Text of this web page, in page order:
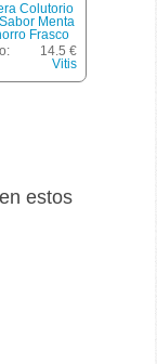
Colutorio
Menta
Frasco
250ml
Eficaz De La
14.5 €
Vitis
estos